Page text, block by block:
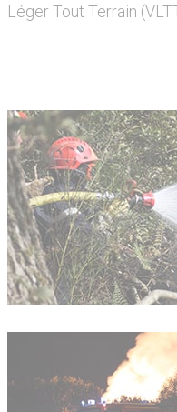
Léger Tout Terrain